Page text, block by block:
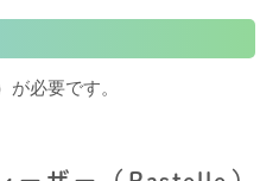
必要です。